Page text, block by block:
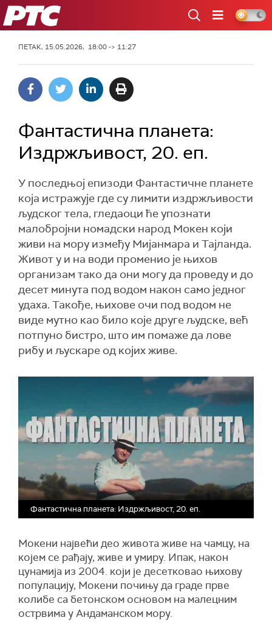
РТС
ПЕТАК, 15.05.2026, 18:00 -> 11:27
Фантастична планета:
Издржљивост, 20. еп.
У последњој епизоди Фантастичне планете
која истражује где су лимити издржљивости
људског тела, гледаоци ће упознати
малобројни номадски народ Мокен који
живи на мору између Мијанмара и Тајланда.
Живот у и на води променио је њихов
организам тако да они могу да проведу и до
десет минута под водом након само једног
удаха. Такође, њихове очи под водом не
виде мутно као било које друге људске, већ
потпуно бистро, што им помаже да лове
рибу и љускаре од којих живе.
Фантастична планета: Издржљивост, 20. еп.
Мокени највећи део живота живе на чамцу, на
којем се рађају, живе и умиру. Ипак, након
цунамија из 2004. који је десетковао њихову
популацију, Мокени почињу да граде прве
колибе са бетонском основом на малецним
острвима у Андаманском мору.